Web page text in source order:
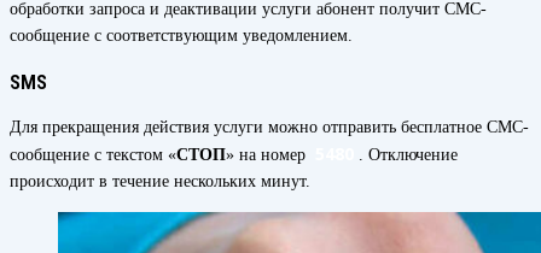
обработки запроса и деактивации услуги абонент получит СМС-
сообщение с соответствующим уведомлением.
SMS
Для прекращения действия услуги можно отправить бесплатное СМС-
сообщение с текстом «СТОП» на номер
. Отключение
происходит в течение нескольких минут.